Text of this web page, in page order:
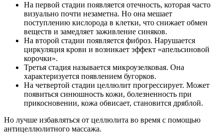
На первой стадии появляется отечность, которая часто
визуально почти незаметна. Но она мешает
поступлению кислорода в клетки, что снижает обмен
веществ и замедляет заживление синяков.
На второй стадии появляется фиброз. Нарушается
циркуляция крови и возникает эффект «апельсиновой
корочки».
Третья стадия называется микроузелковая. Она
характеризуется появлением бугорков.
На четвертой стадии целлюлит прогрессирует. Может
появиться синюшность кожи, болезненность при
прикосновении, кожа обвисает, становится дряблой.
Но лучше избавляться от целлюлита во время с помощью
антицеллюлитного массажа.